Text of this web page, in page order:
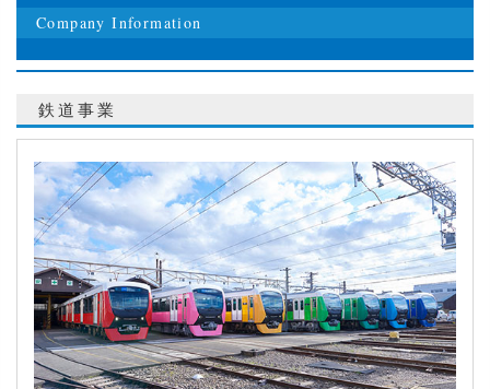
電子公告
静鉄グループ各社の事業
Company Information
鉄道事業